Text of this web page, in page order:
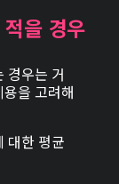
을 경우
경우는 거
을 고려해
대한 평균